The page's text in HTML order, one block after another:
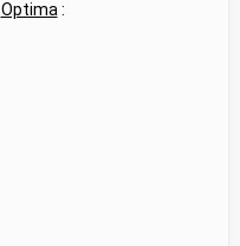
Optima :